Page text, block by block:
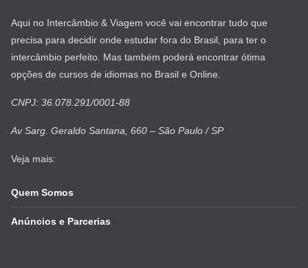
Aqui no Intercâmbio & Viagem você vai encontrar tudo que
precisa para decidir onde estudar fora do Brasil, para ter o
intercâmbio perfeito. Mas também poderá encontrar ótima
opções de cursos de idiomas no Brasil e Online.
CNPJ: 36.078.291/0001-88
Av Sarg. Geraldo Santana, 660 – São Paulo / SP
Veja mais:
Quem Somos
Anúncios e Parcerias